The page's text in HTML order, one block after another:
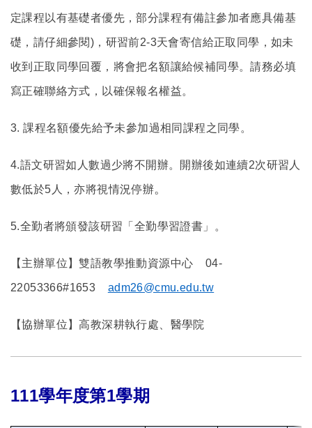
定課程以有基礎者優先，部分課程有備註參加者應具備基
礎，請仔細參閱)，研習前2-3天會寄信給正取同學，如未
收到正取同學回覆，將會把名額讓給候補同學。請務必填
寫正確聯絡方式，以確保報名權益。
3.課程名額優先給予未參加過相同課程之同學。
4.語文研習如人數過少將不開辦。開辦後如連續2次研習人
數低於5人，亦將視情況停辦。
5.全勤者將頒發該研習「全勤學習證書」。
【主辦單位】雙語教學推動資源中心 04-
22053366#1653 adm26@cmu.edu.tw
【協辦單位】高教深耕執行處、醫學院
111學年度第1學期